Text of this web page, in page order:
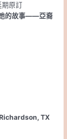
原訂
的故事——亞裔
TX